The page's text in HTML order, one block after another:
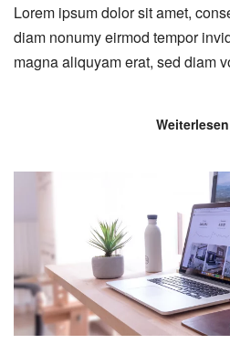
Lorem ipsum dolor sit amet,
diam nonumy eirmod tempor
magna aliquyam erat, sed diam
Weiterlesen